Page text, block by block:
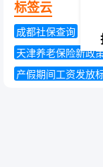
标签云
成都社保查询
交
天津养老保险新政
产假期间工资发放